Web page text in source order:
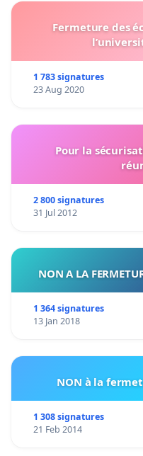
Fermeture des
1 783 signatures
23 Aug 2020
Pour la
2 800 signatures
31 Jul 2012
NON A LA
1 364 signatures
13 Jan 2018
NON à la
1 308 signatures
21 Feb 2014